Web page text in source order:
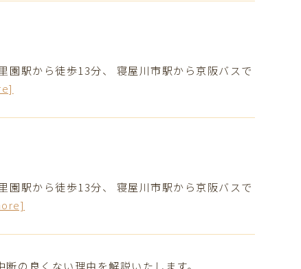
園駅から徒歩13分、 寝屋川市駅から京阪バスで
園駅から徒歩13分、 寝屋川市駅から京阪バスで
の良くない理由を解説いたします。